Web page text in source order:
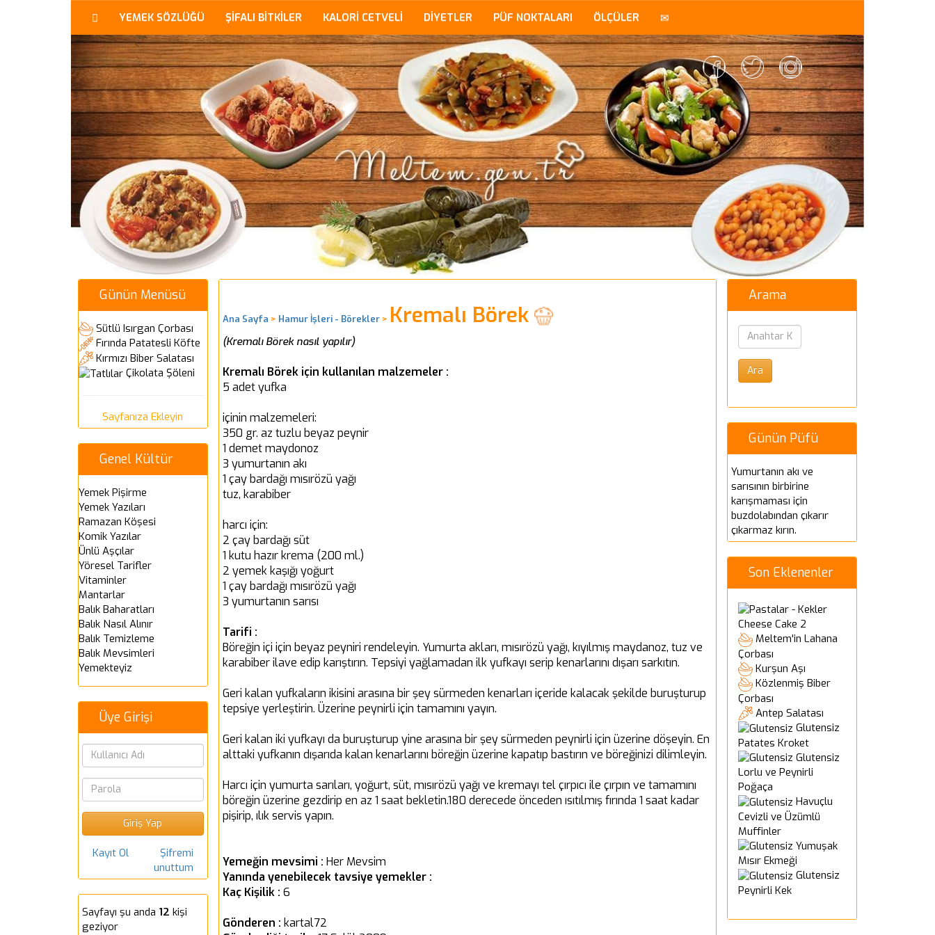
YEMEK SÖZLÜĞÜ ŞİFALI BİTKİLER KALORİ CETVELİ DİYETLER PÜF NOKTALARI ÖLÇÜLER
Ana Sayfa > Hamur İşleri - Börekler> Kremalı Börek
(Kremalı Börek nasıl yapılır)
Kremalı Börek için kullanılan malzemeler :
5 adet yufka
içinin malzemeleri:
350 gr. az tuzlu beyaz peynir
1 demet maydonoz
3 yumurtanın akı
1 çay bardağı mısırözü yağı
tuz, karabiber
harcı için:
2 çay bardağı süt
1 kutu hazır krema (200 ml.)
2 yemek kaşığı yoğurt
1 çay bardağı mısırözü yağı
3 yumurtanın sarısı
Tarifi :
Böreğin içi için beyaz peyniri rendeleyin. Yumurta akları, mısırözü yağı, kıyılmış maydanoz, tuz ve
karabiber ilave edip karıştırın. Tepsiyi yağlamadan ilk yufkayı serip kenarlarını dışarı sarkıtın.
Geri kalan yufkaların ikisini arasına bir şey sürmeden kenarları içeride kalacak şekilde buruşturup
tepsiye yerleştirin. Üzerine peynirli için tamamını yayın.
Geri kalan iki yufkayı da buruşturup yine arasına bir şey sürmeden peynirli için üzerine döşeyin. En
alttaki yufkanın dışarıda kalan kenarlarını böreğin üzerine kapatıp bastırın ve böreğinizi dilimleyin.
Harcı için yumurta sarıları, yoğurt, süt, mısırözü yağı ve kremayı tel çırpıcı ile çırpın ve tamamını
böreğin üzerine gezdirip en az 1 saat bekletin.180 derecede önceden ısıtılmış fırında 1 saat kadar
pişirip, ılık servis yapın.
Yemeğin mevsimi : Her Mevsim
Yanında yenebilecek tavsiye yemekler :
Kaç Kişilik : 6
Gönderen : kartal72
Günün Menüsü
Sütlü Isırgan Çorbası
Fırında Patatesli Köfte
Kırmızı Biber Salatası
Çikolata Şöleni
Sayfanıza Ekleyin
Genel Kültür
Yemek Pişirme
Yemek Yazıları
Ramazan Köşesi
Komik Yazılar
Ünlü Aşçılar
Yöresel Tarifler
Vitaminler
Mantarlar
Balık Baharatları
Balık Nasıl Alınır
Balık Temizleme
Balık Mevsimleri
Yemekteyiz
Üye Girişi
Kayıt Ol
Şifremi
unuttum
Sayfayı şu anda 12 kişi
geziyor
Arama
Günün Püfü
Yumurtanın akı ve
sarısının birbirine
karışmaması için
buzdolabından çıkarır
çıkarmaz kırın.
Son Eklenenler
Cheese Cake 2
Meltem'in Lahana
Çorbası
Kurşun Aşı
Közlenmiş Biber
Çorbası
Antep Salatası
Glutensiz
Patates Kroket
Glutensiz
Lorlu ve Peynirli
Poğaça
Havuçlu
Cevizli ve Üzümlü
Muffinler
Yumuşak
Mısır Ekmeği
Glutensiz
Peynirli Kek